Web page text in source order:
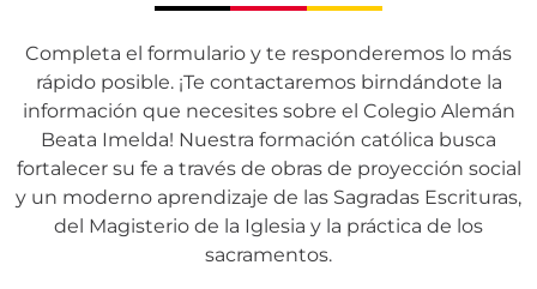
Completa el formulario y te responderemos lo más
rápido posible. ¡Te contactaremos birndándote la
información que necesites sobre el Colegio Alemán
Beata Imelda! Nuestra formación católica busca
fortalecer su fe a través de obras de proyección social
y un moderno aprendizaje de las Sagradas Escrituras,
del Magisterio de la Iglesia y la práctica de los
sacramentos.